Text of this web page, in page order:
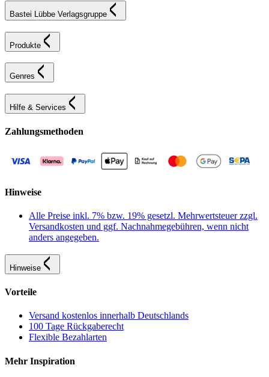
Bastei Lübbe Verlagsgruppe
Produkte
Genres
Hilfe & Services
Zahlungsmethoden
Hinweise
Alle Preise inkl. 7% bzw. 19% gesetzl. Mehrwertsteuer zzgl.
Versandkosten und ggf. Nachnahmegebühren, wenn nicht
anders angegeben.
Hinweise
Vorteile
Versand kostenlos innerhalb Deutschlands
100 Tage Rückgaberecht
Flexible Bezahlarten
Mehr Inspiration